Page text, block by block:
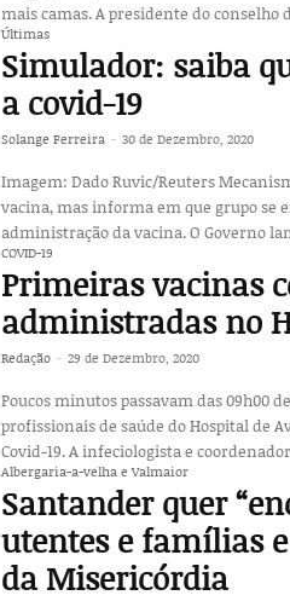
mais camas. A presidente do conselho
Últimas
Simulador: saiba
a covid-19
Solange Ferreira - 30 de Dezembro, 2020
Imagem: Dado Ruvic/Reuters Mecanismo não indica o dia exato em que irá receber a
vacina, mas informa em que grupo se
administração da vacina. O Governo
COVID-19
Primeiras vacinas
administradas no
Redação - 29 de Dezembro, 2020
Poucos minutos passavam das 09h00
profissionais de saúde do Hospital de
Covid-19. A infeciologista e
Albergaria-a-velha e Valmaior
Santander quer
utentes e famílias
da Misericórdia